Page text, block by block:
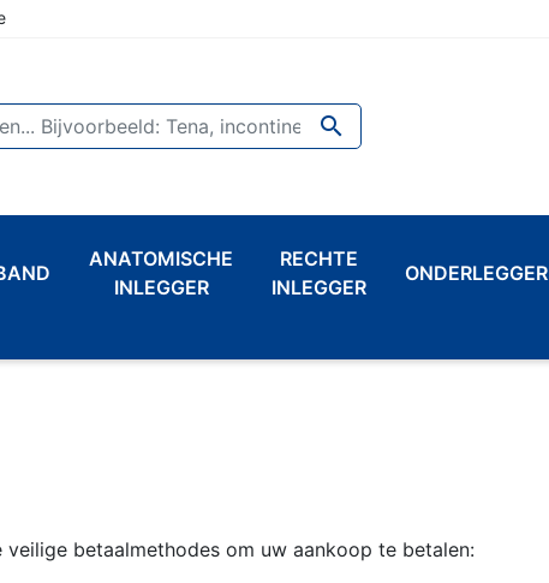

ANATOMISCHE
INLEGGER
RECHTE
INLEGGER
ONDERLEGGER
FIXATIEBROEKJE
WASBARE LUIER
VOLWASSENEN
PLASWEKKER
PLASTIC BROEKJE
KINDEREN
KATOENEN BROEKJE
KINDEREN
betaalmethodes om uw aankoop te betalen: